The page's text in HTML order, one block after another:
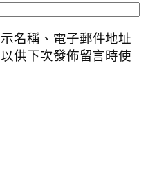
名稱、電子郵件地址
供下次發佈留言時使